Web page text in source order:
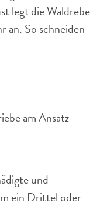
legt die Waldrebe
an. So schneiden
am Ansatz
und
ein Drittel oder